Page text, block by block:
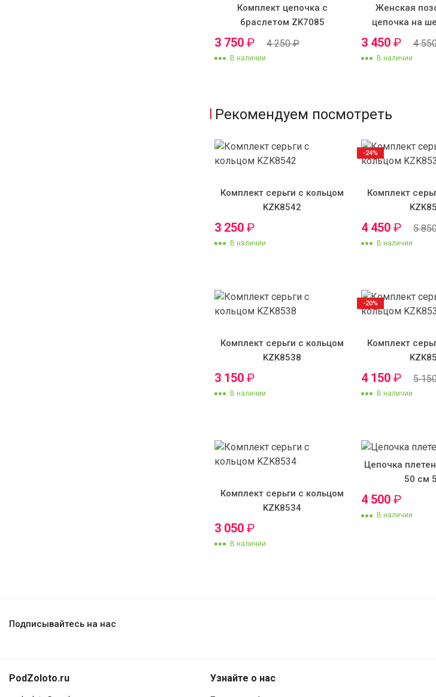
Комплект цепочка с
браслетом ZK7085
3 750 ₽ 4 250₽
В наличии
Женская
цепочка на
3 450 ₽ 4
В наличии
Рекомендуем посмотреть
Комплект серьги с кольцом
KZK8542
3 250 ₽
В наличии
Комплект
4 450 ₽ 5
В наличии
-24%
Комплект серьги с кольцом
KZK8538
3 150 ₽
В наличии
Комплект
4 150 ₽ 5
В наличии
-20%
Комплект серьги с кольцом
KZK8534
3 050 ₽
В наличии
Цепочка
50 см
4 500 ₽
В наличии
Подписывайтесь на нас
PodZoloto.ru Узнайте о нас